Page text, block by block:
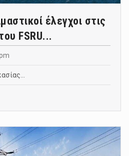
έλεγχοι στις
FSRU...